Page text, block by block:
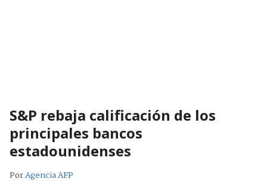
S&P rebaja calificación de los
principales bancos
estadounidenses
PorAgencia AFP